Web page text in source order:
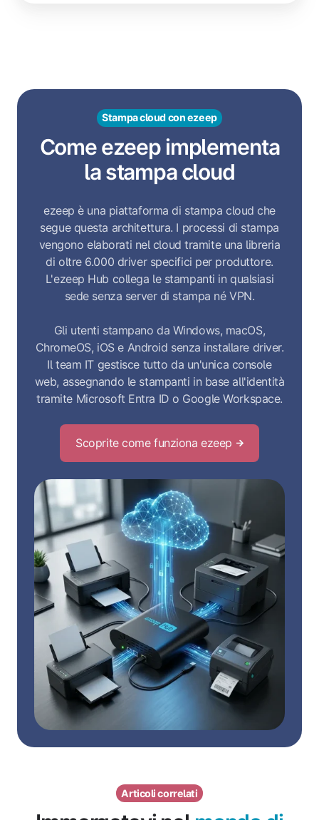
Stampa cloud con ezeep
Come ezeep implementa
la stampa cloud
ezeep è una piattaforma di stampa cloud che
segue questa architettura. I processi di stampa
vengono elaborati nel cloud tramite una libreria
di oltre 6.000 driver specifici per produttore.
L'ezeep Hub collega le stampanti in qualsiasi
sede senza server di stampa né VPN.
Gli utenti stampano da Windows, macOS,
ChromeOS, iOS e Android senza installare driver.
Il team IT gestisce tutto da un'unica console
web, assegnando le stampanti in base all'identità
tramite Microsoft Entra ID o Google Workspace.
Scoprite come funziona ezeep
Articoli correlati